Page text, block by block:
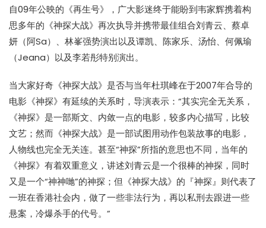
自09年公映的《再生号》，广大影迷终于能盼到韦家辉携着构
思多年的《神探大战》再次执导并携带最佳组合刘青云、蔡卓
妍（阿Sa）、林峯强势演出以及谭凯、陈家乐、汤怡、何佩瑜
（Jeana）以及李若彤特别演出。
当大家好奇《神探大战》是否与当年杜琪峰在于2007年合导的
电影《神探》有延续的关系时，导演表示：“其实完全无关系，
《神探》是一部斯文、内敛一点的电影，较多内心描写，比较
文艺；然而《神探大战》是一部试图用动作包装故事的电影，
人物线也完全无关连。甚至“神探”所指的意思也不同，当年的
《神探》有着双重意义，讲述刘青云是一个很棒的神探，同时
又是一个“神神哋”的神探；但《神探大战》的『神探』则代表了
一班在香港社会内，做了一些非法行为，再以私刑去跟进一些
悬案，冷爆杀手的代号。”